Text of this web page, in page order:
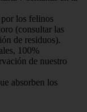
los felinos
(consultar las
de residuos).
100%
de nuestro
absorben los